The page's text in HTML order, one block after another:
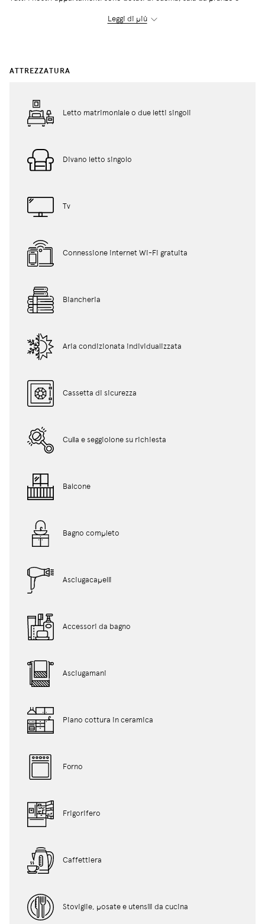
contenuto
Leggi di più
ATTREZZATURA
Letto matrimoniale o due letti singoli
Divano letto singolo
Tv
Connessione internet Wi-Fi gratuita
Biancheria
Aria condizionata individualizzata
Cassetta di sicurezza
Culla e seggiolone su richiesta
Balcone
Bagno completo
Asciugacapelli
Accessori da bagno
Asciugamani
Piano cottura in ceramica
Forno
Frigorifero
Caffettiera
Stoviglie, posate e utensili da cucina